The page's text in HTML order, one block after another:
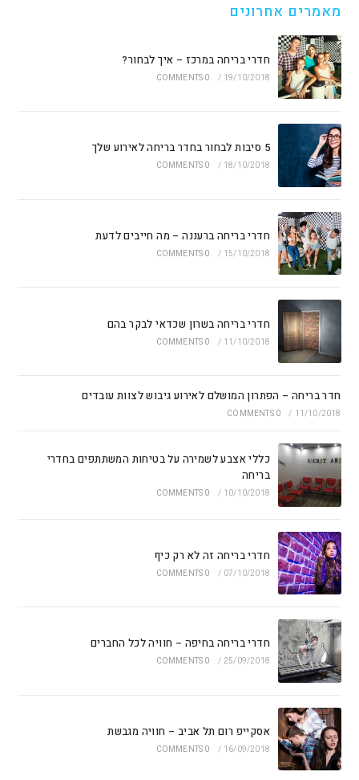
מאמרים אחרונים
חדרי בריחה במרכז – איך לבחור?
19/10/2018
/
0 COMMENTS
5 סיבות לבחור בחדר בריחה לאירוע שלך
18/10/2018
/
0 COMMENTS
חדרי בריחה ברעננה – מה חייבים לדעת
15/10/2018
/
0 COMMENTS
חדרי בריחה בשרון שכדאי לבקר בהם
11/10/2018
/
0 COMMENTS
חדר בריחה – הפתרון המושלם לאירוע גיבוש לצוות עובדים
11/10/2018
/
0 COMMENTS
כללי אצבע לשמירה על בטיחות המשתתפים בחדרי
בריחה
10/10/2018
/
0 COMMENTS
חדרי בריחה זה לא רק כיף
07/10/2018
/
0 COMMENTS
חדרי בריחה בחיפה – חוויה לכל החברים
25/09/2018
/
0 COMMENTS
אסקייפ רום תל אביב – חוויה מגבשת
16/09/2018
/
0 COMMENTS